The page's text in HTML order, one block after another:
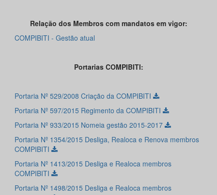
Relação dos Membros com mandatos em vigor:
COMPIBITI - Gestão atual
Portarias COMPIBITI:
Portaria Nº 529/2008 Criação da COMPIBITI
Portaria Nº 597/2015 Regimento da COMPIBITI
Portaria Nº 933/2015 Nomeia gestão 2015-2017
Portaria Nº 1354/2015 Desliga, Realoca e Renova membros
COMPIBITI
Portaria Nº 1413/2015 Desliga e Realoca membros
COMPIBITI
Portaria Nº 1498/2015 Desliga e Realoca membros